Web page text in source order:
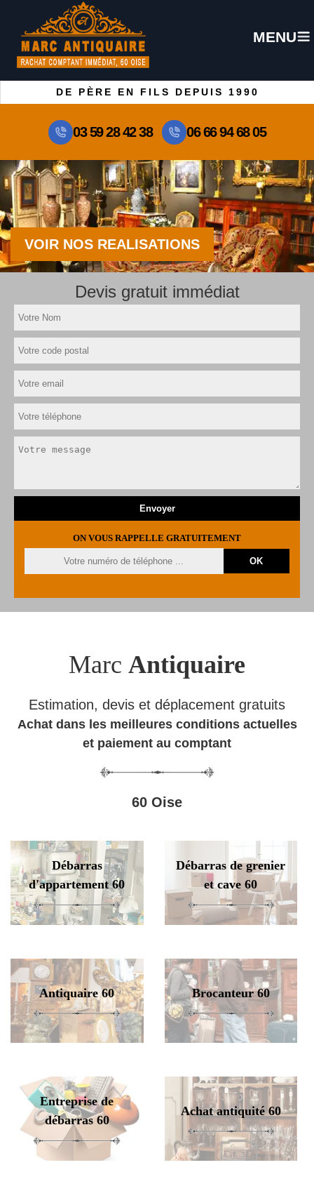
MENU
DE PÈRE EN FILS DEPUIS 1990
03 59 28 42 38 06 66 94 68 05
VOIR NOS REALISATIONS
Devis gratuit immédiat
ON VOUS RAPPELLE GRATUITEMENT
Marc Antiquaire
Estimation, devis et déplacement gratuits
Achat dans les meilleures conditions actuelles
et paiement au comptant
60 Oise
Débarras
d'appartement 60
Débarras de grenier
et cave 60
Antiquaire 60 Brocanteur 60
Entreprise de
débarras 60
Achat antiquité 60